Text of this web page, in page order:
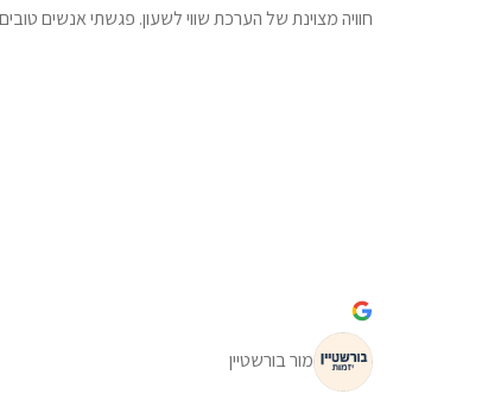
חוויה מצוינת של הערכת שווי לשעון. פגשתי אנשים
מור בורשטיין